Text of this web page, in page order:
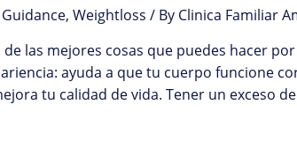
, Weightloss / By Clinica Familiar
las mejores cosas que puedes hacer
ayuda a que tu cuerpo funcione
tu calidad de vida. Tener un exceso